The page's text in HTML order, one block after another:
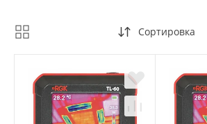
Сортировка